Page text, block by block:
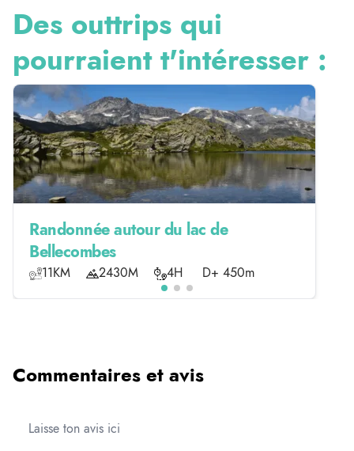
Des outtrips qui
pourraient t'intéresser :
Randonnée autour du lac de
Bellecombes
11KM 2430M 4H D+ 450m
Commentaires et avis